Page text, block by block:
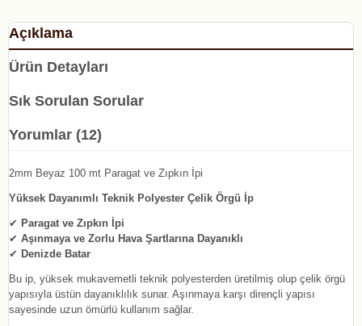
Açıklama
Ürün Detayları
Sık Sorulan Sorular
Yorumlar (12)
2mm Beyaz 100 mt Paragat ve Zıpkın İpi
Yüksek Dayanımlı Teknik Polyester Çelik Örgü İp
✔ Paragat ve Zıpkın İpi
✔ Aşınmaya ve Zorlu Hava Şartlarına Dayanıklı
✔ Denizde Batar
Bu ip, yüksek mukavemetli teknik polyesterden üretilmiş olup çelik örgü
yapısıyla üstün dayanıklılık sunar. Aşınmaya karşı dirençli yapısı
sayesinde uzun ömürlü kullanım sağlar.